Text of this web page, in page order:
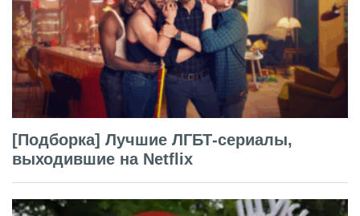
[Подборка] Лучшие ЛГБТ-сериалы,
выходившие на Netflix